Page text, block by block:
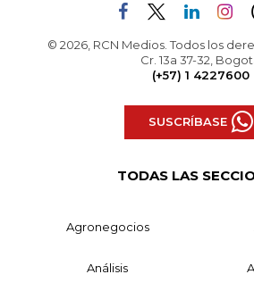
© 2026, RCN Medios. Todos los
Cr. 13a 37-32,
(+57) 1 4227600
SUSCRÍBASE
TODAS LAS
Agronegocios
Análisis